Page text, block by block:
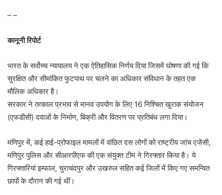
– –
कानूनी रिपोर्ट
भारत के सर्वोच्च न्यायालय ने एक ऐतिहासिक निर्णय दिया जिसमें घोषणा की गई कि
सुरक्षित और सीमांकित फुटपाथ पर चलने का अधिकार संविधान के तहत एक
मौलिक अधिकार है।
सरकार ने तत्काल प्रभाव से मानव उपयोग के लिए 16 निश्चित खुराक संयोजन
(एफडीसी) दवाओं के निर्माण, बिक्री और वितरण पर प्रतिबंध लगा दिया।
मणिपुर में, कई हाई-प्रोफाइल मामलों में वांछित दस लोगों को राष्ट्रीय जांच एजेंसी,
मणिपुर पुलिस और सीआरपीएफ की एक संयुक्त टीम ने गिरफ्तार किया है। ये
गिरफ्तारियां इम्फाल, चुराचंदपुर और उखरुल सहित कई जिलों में किए गए समन्वित
छापों के दौरान की गई थीं।